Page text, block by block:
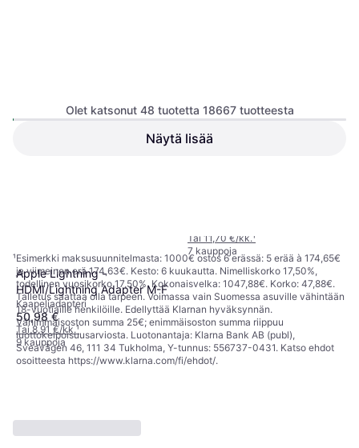
Apple Lightning -
HDMI/Lightning Adapter M-F
Kaapeliadapteri
50,98 €
Tai 8,91 €/kk.¹
9 kauppoja
Tai 11,70 €/kk.¹
7 kauppoja
Olet katsonut 48 tuotetta 18667 tuotteesta
Näytä lisää
¹Esimerkki maksusuunnitelmasta: 1000€ ostos 6 erässä: 5 erää à 174,65€
ja viimeinen erä 174,63€. Kesto: 6 kuukautta. Nimelliskorko 17,50%,
todellinen vuosikorko 17,50%. Kokonaisvelka: 1047,88€. Korko: 47,88€.
Talletus saattaa olla tarpeen. Voimassa vain Suomessa asuville vähintään
18-vuotiaille henkilöille. Edellyttää Klarnan hyväksynnän.
Vähimmäisoston summa 25€; enimmäisoston summa riippuu
luottokelpoisuusarviosta. Luotonantaja: Klarna Bank AB (publ),
Sveavägen 46, 111 34 Tukholma, Y-tunnus: 556737-0431. Katso ehdot
osoitteesta https://www.klarna.com/fi/ehdot/.